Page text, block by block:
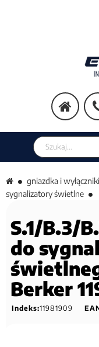
Szukaj w sklepie
gniazdka i wyłączniki
sygnalizatory świetlne
S.1/B.3/
do
Berker
Indeks:11981909